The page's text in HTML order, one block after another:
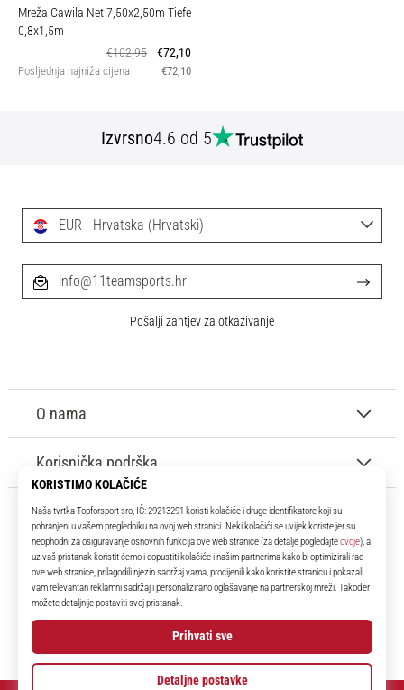
Mreža Cawila Net 7,50x2,50m Tiefe
0,8x1,5m
€102,95
€72,10
Posljednja najniža cijena €72,10
Izvrsno4.6 od 5
11teamsports.hr
Tvoj smo pouzdani suigrač već više od 16 godina! Cijelo to vrijeme
donosimo ti najbolje i najnovije proizvode iz svijeta nogometa.
Facebook
Instagram
O nama
Korisnička podrška
EUR - Hrvatska (Hrvatski)
info@11teamsports.hr
Pošalji zahtjev za otkazivanje